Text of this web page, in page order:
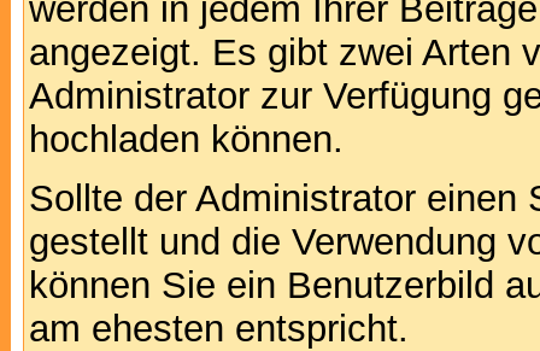
werden in jedem Ihrer
angezeigt. Es gibt zwei Arten
Administrator zur Verfügung
hochladen können.
Sollte der Administrator einen
gestellt und die Verwendung
können Sie ein Benutzerbild
am ehesten entspricht.